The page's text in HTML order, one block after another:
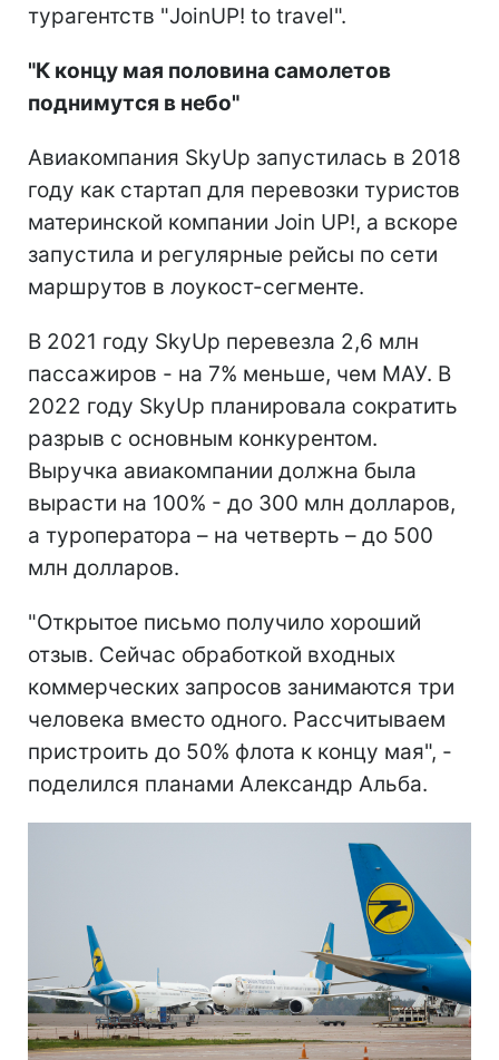
турагентств "JoinUP! to travel".
"К концу мая половина самолетов
поднимутся в небо"
Авиакомпания SkyUp запустилась в 2018
году как стартап для перевозки туристов
материнской компании Join UP!, а вскоре
запустила и регулярные рейсы по сети
маршрутов в лоукост-сегменте.
В 2021 году SkyUp перевезла 2,6 млн
пассажиров - на 7% меньше, чем МАУ. В
2022 году SkyUp планировала сократить
разрыв с основным конкурентом.
Выручка авиакомпании должна была
вырасти на 100% - до 300 млн долларов,
а туроператора – на четверть – до 500
млн долларов.
"Открытое письмо получило хороший
отзыв. Сейчас обработкой входных
коммерческих запросов занимаются три
человека вместо одного. Рассчитываем
пристроить до 50% флота к концу мая", -
поделился планами Александр Альба.